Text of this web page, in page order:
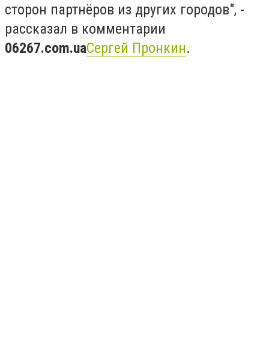
сторон партнёров из других городов", -
рассказал в комментарии
06267.com.uaСергей Пронкин.